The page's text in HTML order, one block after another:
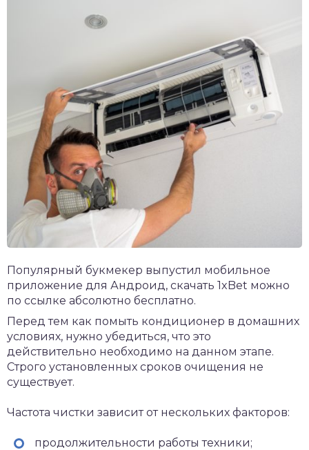
Популярный букмекер выпустил мобильное
приложение для Андроид, скачать 1xBet можно
по ссылке абсолютно бесплатно.
Перед тем как помыть кондиционер в домашних
условиях, нужно убедиться, что это
действительно необходимо на данном этапе.
Строго установленных сроков очищения не
существует.
Частота чистки зависит от нескольких факторов:
продолжительности работы техники;